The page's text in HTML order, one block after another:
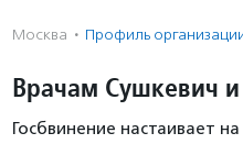
Москва · Профиль
Врачам Сушкевич и
Госбвинение настаивает